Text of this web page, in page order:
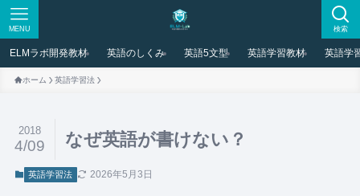
検索
MENU
ELMラボ開発教材 英語のしくみ 英語5文型 英語学習教材 英語学
ホーム 英語学習法
なぜ英語が書けない？
2018
4/09
英語学習法 2026年5月3日